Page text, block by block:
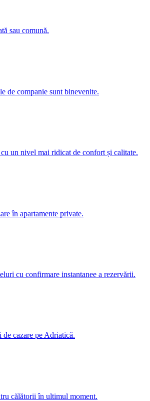
sau comună.
de companie sunt binevenite.
un nivel mai ridicat de confort și calitate.
în apartamente private.
cu confirmare instantanee a rezervării.
de cazare pe Adriatică.
călătorii în ultimul moment.